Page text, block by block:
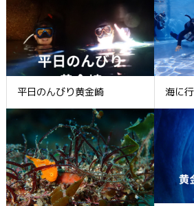
平日のんびり黄金崎 海に